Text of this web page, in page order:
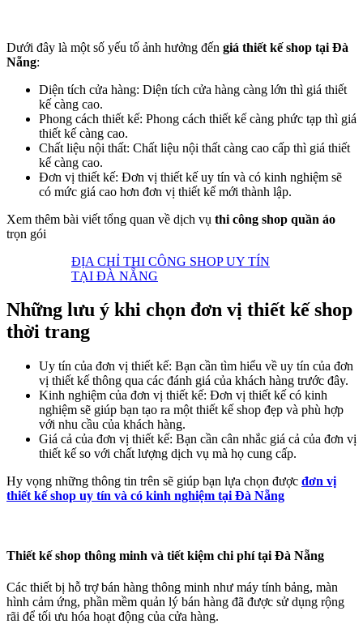
Dưới đây là một số yếu tố ảnh hưởng đến giá thiết kế shop tại Đà
Nẵng:
Diện tích cửa hàng: Diện tích cửa hàng càng lớn thì giá thiết
kế càng cao.
Phong cách thiết kế: Phong cách thiết kế càng phức tạp thì giá
thiết kế càng cao.
Chất liệu nội thất: Chất liệu nội thất càng cao cấp thì giá thiết
kế càng cao.
Đơn vị thiết kế: Đơn vị thiết kế uy tín và có kinh nghiệm sẽ
có mức giá cao hơn đơn vị thiết kế mới thành lập.
Xem thêm bài viết tổng quan về dịch vụ thi công shop quần áo
trọn gói
ĐỊA CHỈ THI CÔNG SHOP UY TÍN
TẠI ĐÀ NẴNG
Những lưu ý khi chọn đơn vị thiết kế shop
thời trang
Uy tín của đơn vị thiết kế: Bạn cần tìm hiểu về uy tín của đơn
vị thiết kế thông qua các đánh giá của khách hàng trước đây.
Kinh nghiệm của đơn vị thiết kế: Đơn vị thiết kế có kinh
nghiệm sẽ giúp bạn tạo ra một thiết kế shop đẹp và phù hợp
với nhu cầu của khách hàng.
Giá cả của đơn vị thiết kế: Bạn cần cân nhắc giá cả của đơn vị
thiết kế so với chất lượng dịch vụ mà họ cung cấp.
Hy vọng những thông tin trên sẽ giúp bạn lựa chọn được đơn vị
thiết kế shop uy tín và có kinh nghiệm tại Đà Nẵng
Thiết kế shop thông minh và tiết kiệm chi phí tại Đà Nẵng
Các thiết bị hỗ trợ bán hàng thông minh như máy tính bảng, màn
hình cảm ứng, phần mềm quản lý bán hàng đã được sử dụng rộng
rãi để tối ưu hóa hoạt động của cửa hàng.